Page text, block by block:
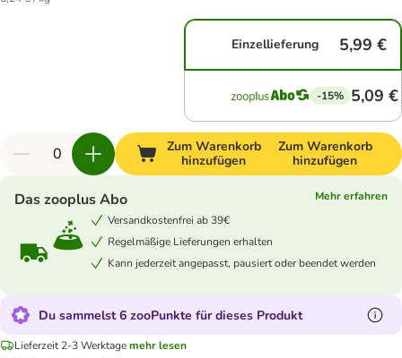
Einzellieferung 5,99 €
-15% 5,09 €
Zum Warenkorb
hinzufügen
Zum Warenkorb
hinzufügen
Das zooplus Abo
Mehr erfahren
Versandkostenfrei ab 39€
Regelmäßige Lieferungen erhalten
Kann jederzeit angepasst, pausiert oder beendet werden
Du sammelst 6 zooPunkte für dieses Produkt
Lieferzeit 2-3 Werktagemehr lesen